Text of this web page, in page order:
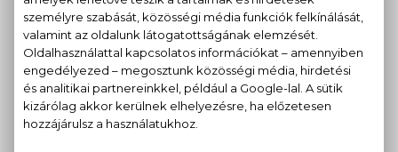
PARFÜMÖK
KOZMETIKUMOK
SMINK
HAJÁPOLÁS